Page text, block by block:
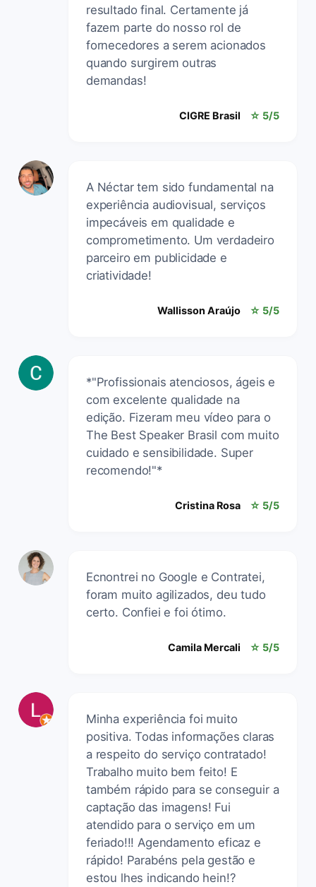
resultado final. Certamente já
fazem parte do nosso rol de
fornecedores a serem acionados
quando surgirem outras
demandas!
CIGRE Brasil ☆ 5/5
A Néctar tem sido fundamental na
experiência audiovisual, serviços
impecáveis em qualidade e
comprometimento. Um verdadeiro
parceiro em publicidade e
criatividade!
Wallisson Araújo ☆ 5/5
*"Profissionais atenciosos, ágeis e
com excelente qualidade na
edição. Fizeram meu vídeo para o
The Best Speaker Brasil com muito
cuidado e sensibilidade. Super
recomendo!"*
Cristina Rosa ☆ 5/5
Ecnontrei no Google e Contratei,
foram muito agilizados, deu tudo
certo. Confiei e foi ótimo.
Camila Mercali ☆ 5/5
Minha experiência foi muito
positiva. Todas informações claras
a respeito do serviço contratado!
Trabalho muito bem feito! E
também rápido para se conseguir a
captação das imagens! Fui
atendido para o serviço em um
feriado!!! Agendamento eficaz e
rápido! Parabéns pela gestão e
estou lhes indicando hein!?